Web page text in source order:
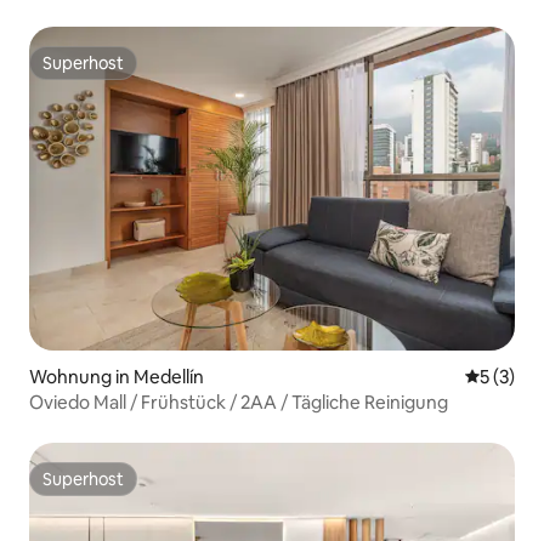
Superhost
Superhost
Wohnung in Medellín
5 (3)
Oviedo Mall / Frühstück / 2AA / Tägliche Reinigung
Superhost
Superhost